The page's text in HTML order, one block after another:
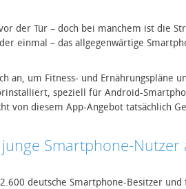
der Tür – doch bei manchem ist die
einmal – das allgegenwärtige
an, um Fitness- und Ernährungspläne
speziell für Android-
von diesem App-Angebot tatsächlich
Smartphone-Nutzer
deutsche Smartphone-Besitzer